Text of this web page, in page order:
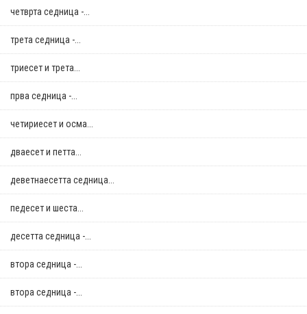
четврта седница -...
трета седница -...
триесет и трета...
прва седница -...
четириесет и осма...
дваесет и петта...
деветнаесетта седница...
педесет и шеста...
десетта седница -...
втора седница -...
втора седница -...